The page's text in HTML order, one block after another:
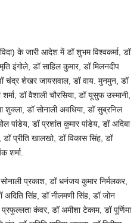
के जारी आदेश में डॉ शुभम विश्वकर्मा, डॉ
इंगोले, डॉ साहिल कुमार, डॉ मिलनदीप
चंद्र शेखर जायसवाल, डॉ वाय. मुनमुन, डॉ
डॉ वैशाली चौरसिया, डॉ यूसुफ उस्मानी,
शुक्ला, डॉ सोनाली अवधिया, डॉ सुब्रनिल
पांडेय, डॉ प्रशांत कुमार पांडेय, डॉ अदिबा
प्रीति खालखो, डॉ विकास सिंह, डॉ
शर्मा.
प्रकाश, डॉ धनंजय कुमार निर्मलकर,
सिंह, डॉ नीलमणी सिंह, डॉ जोन
कंवर, डॉ अमीशा टेकाम, डॉ पूर्णिमा